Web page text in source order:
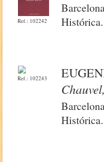
Ref.: 102242
Ref.: 102243